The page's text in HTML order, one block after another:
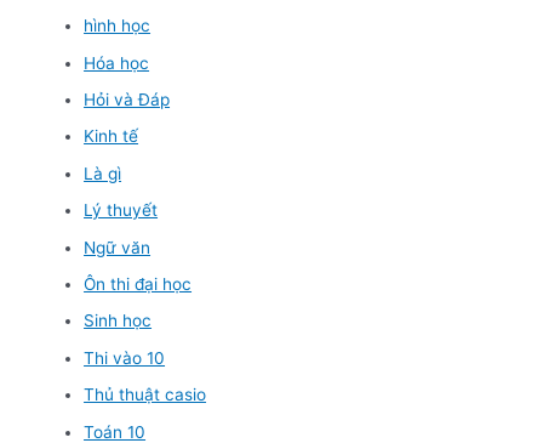
hình học
Hóa học
Hỏi và Đáp
Kinh tế
Là gì
Lý thuyết
Ngữ văn
Ôn thi đại học
Sinh học
Thi vào 10
Thủ thuật casio
Toán 10